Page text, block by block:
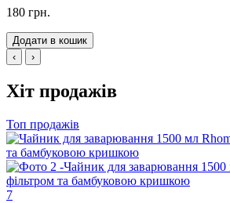
180 грн.
Додати в кошик
‹
›
Хіт продажів
Топ продажів
7